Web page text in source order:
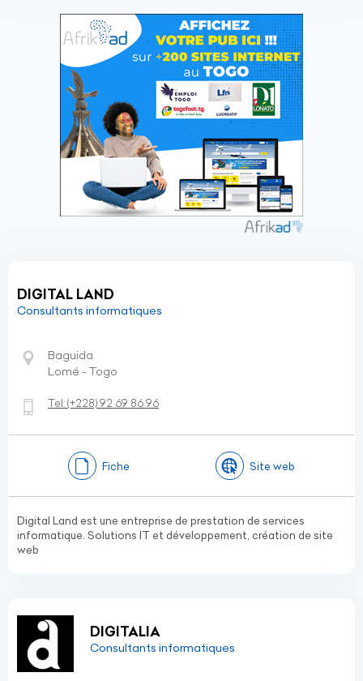
DIGITAL LAND
Consultants informatiques
Baguida
Lomé - Togo
Tel:(+228)92 69 86 96
Fiche Site web
Digital Land est une entreprise de prestation de services
informatique. Solutions IT et développement, création de site
web
DIGITALIA
Consultants informatiques